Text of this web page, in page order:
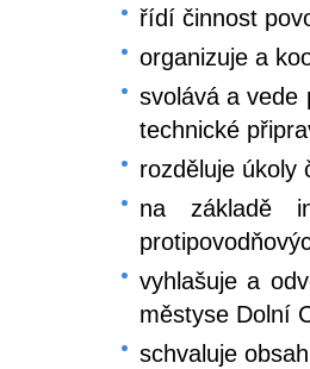
řídí činnost
organizuje a
svolává a vede
technické
rozděluje úkoly
na základě
vyhlašuje a
městyse Dolní
schvaluje